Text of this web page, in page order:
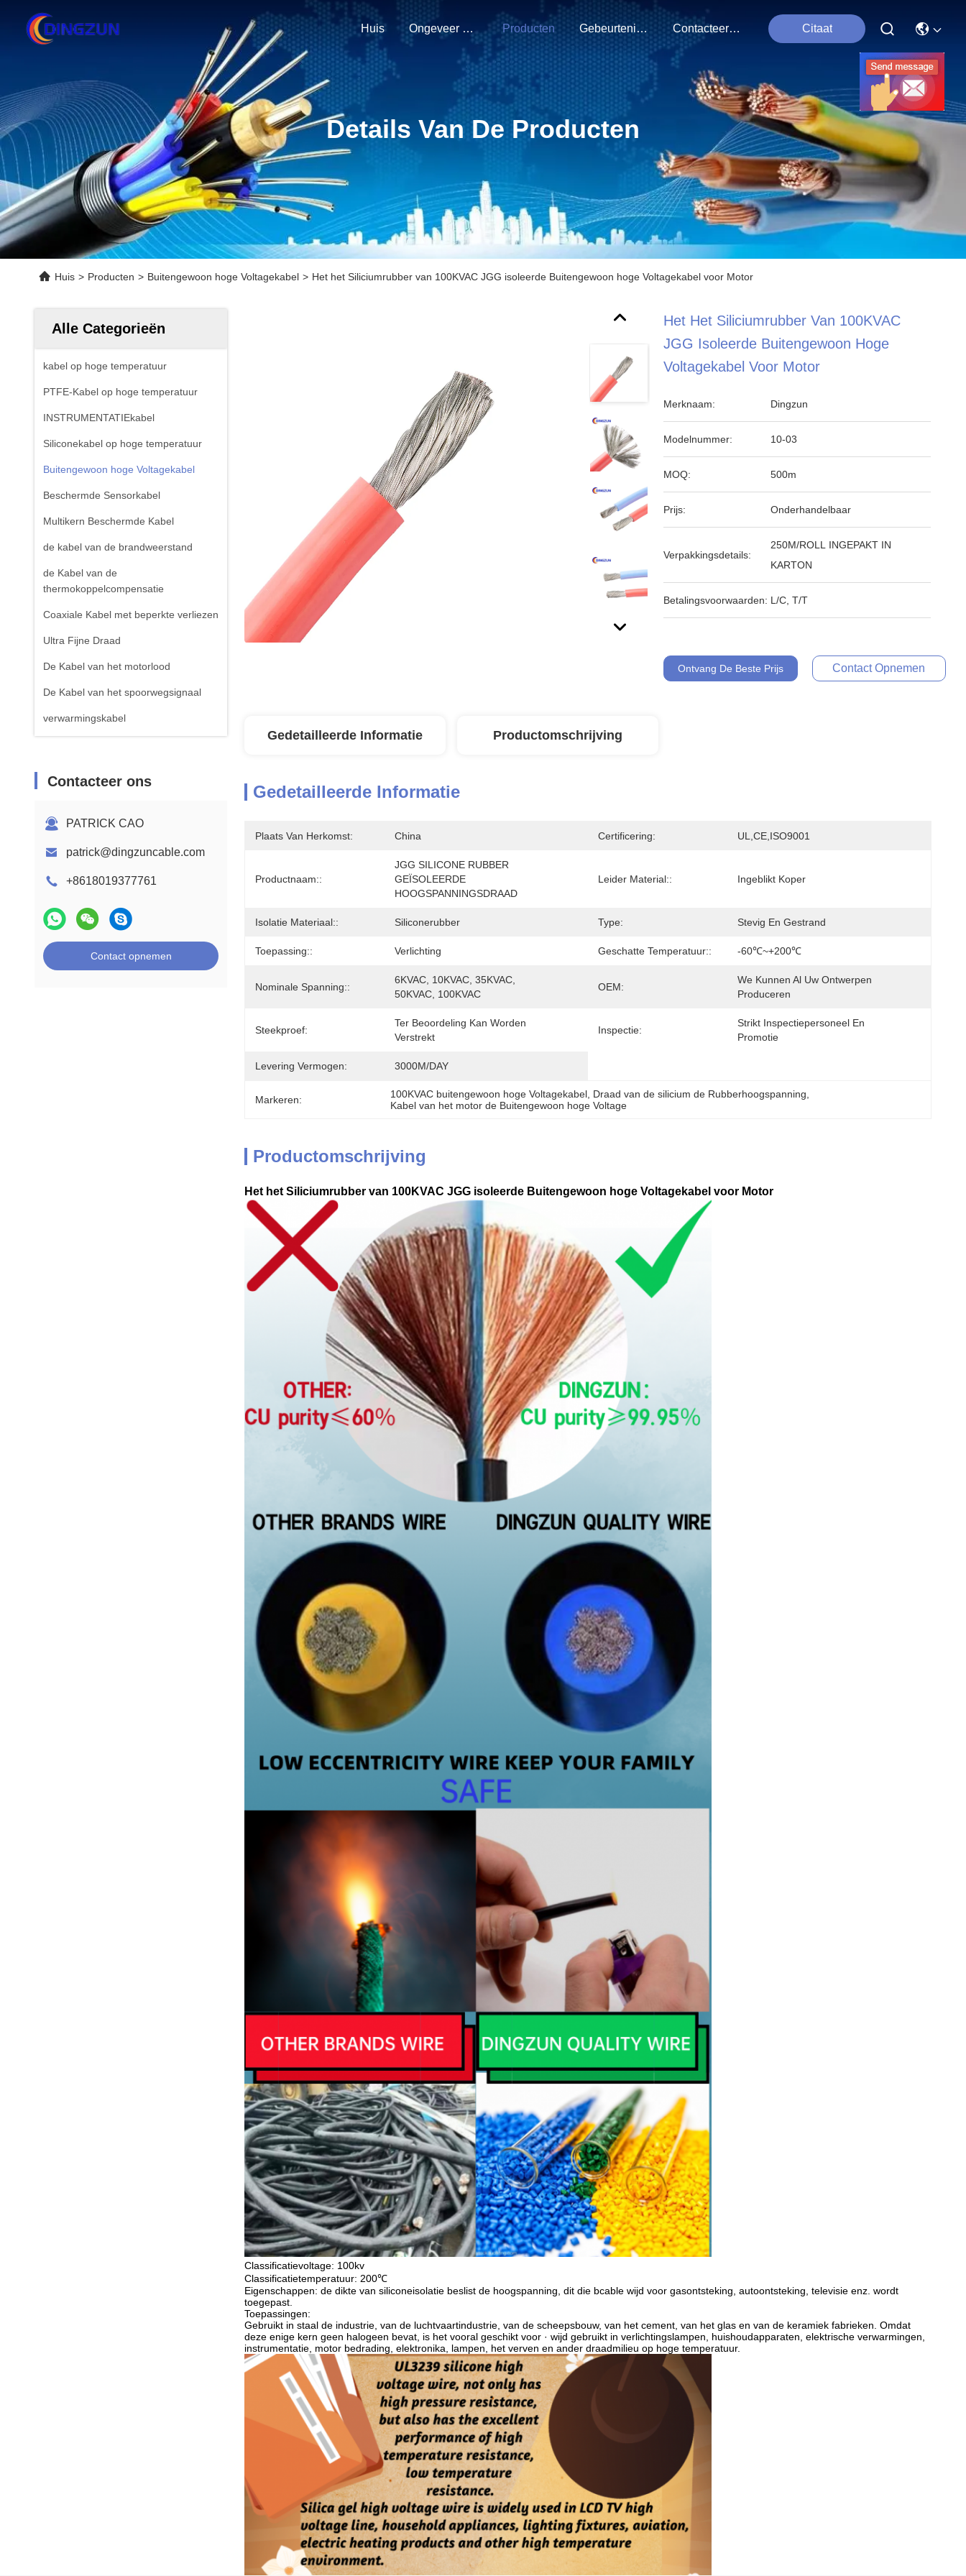
Huis Ongeveer Ons Producten Gebeurtenissen Contacteer Ons Citaat
Details Van De Producten
Huis > Producten > Buitengewoon hoge Voltagekabel > Het het Siliciumrubber van 100KVAC JGG isoleerde Buitengewoon hoge Voltagekabel voor Motor
Alle Categorieën
kabel op hoge temperatuur
PTFE-Kabel op hoge temperatuur
INSTRUMENTATIEkabel
Siliconekabel op hoge temperatuur
Buitengewoon hoge Voltagekabel
Beschermde Sensorkabel
Multikern Beschermde Kabel
de kabel van de brandweerstand
de Kabel van de
thermokoppelcompensatie
Coaxiale Kabel met beperkte verliezen
Ultra Fijne Draad
De Kabel van het motorlood
De Kabel van het spoorwegsignaal
verwarmingskabel
Contacteer ons
PATRICK CAO
patrick@dingzuncable.com
+8618019377761
Contact opnemen
Het Het Siliciumrubber Van 100KVAC
JGG Isoleerde Buitengewoon Hoge
Voltagekabel Voor Motor
Merknaam: Dingzun
Modelnummer: 10-03
MOQ: 500m
Prijs: Onderhandelbaar
Verpakkingsdetails:
250M/ROLL INGEPAKT IN
KARTON
Betalingsvoorwaarden: L/C, T/T
Ontvang De Beste Prijs Contact Opnemen
Gedetailleerde Informatie Productomschrijving
Gedetailleerde Informatie
Plaats Van Herkomst: China Certificering: UL,CE,ISO9001
Productnaam::
JGG SILICONE RUBBER
GEÏSOLEERDE
HOOGSPANNINGSDRAAD
Leider Material:: Ingeblikt Koper
Isolatie Materiaal:: Siliconerubber Type: Stevig En Gestrand
Toepassing:: Verlichting Geschatte Temperatuur:: -60℃~+200℃
Nominale Spanning::
6KVAC, 10KVAC, 35KVAC,
50KVAC, 100KVAC
OEM:
We Kunnen Al Uw Ontwerpen
Produceren
Steekproef:
Ter Beoordeling Kan Worden
Verstrekt
Inspectie:
Strikt Inspectiepersoneel En
Promotie
Levering Vermogen: 3000M/DAY
Markeren: 100KVAC buitengewoon hoge Voltagekabel Draad van de silicium de Rubberhoogspanning
Kabel van het motor de Buitengewoon hoge Voltage
Productomschrijving
Het het Siliciumrubber van 100KVAC JGG isoleerde Buitengewoon hoge Voltagekabel voor Motor
Classificatievoltage: 100kv
Classificatietemperatuur: 200℃
Eigenschappen: de dikte van siliconeisolatie beslist de hoogspanning, dit die bcable wijd voor gasontsteking, autoontsteking, televisie enz. wordt
toegepast.
Toepassingen:
Gebruikt in staal de industrie, van de luchtvaartindustrie, van de scheepsbouw, van het cement, van het glas en van de keramiek fabrieken. Omdat
deze enige kern geen halogeen bevat, is het vooral geschikt voor · wijd gebruikt in verlichtingslampen, huishoudapparaten, elektrische verwarmingen,
instrumentatie, motor bedrading, elektronika, lampen, het verven en ander draadmilieu op hoge temperatuur.